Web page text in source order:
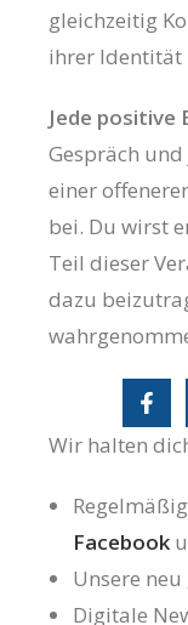
gleichzeitig
ihrer Identität
Jede positive
Gespräch
einer
bei. Du wirst
Teil dieser
dazu
Wir halten
Facebook
Unsere
Digitale